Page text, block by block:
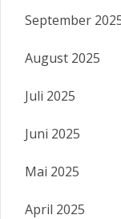
September
August 2025
Juli 2025
Juni 2025
Mai 2025
April 2025